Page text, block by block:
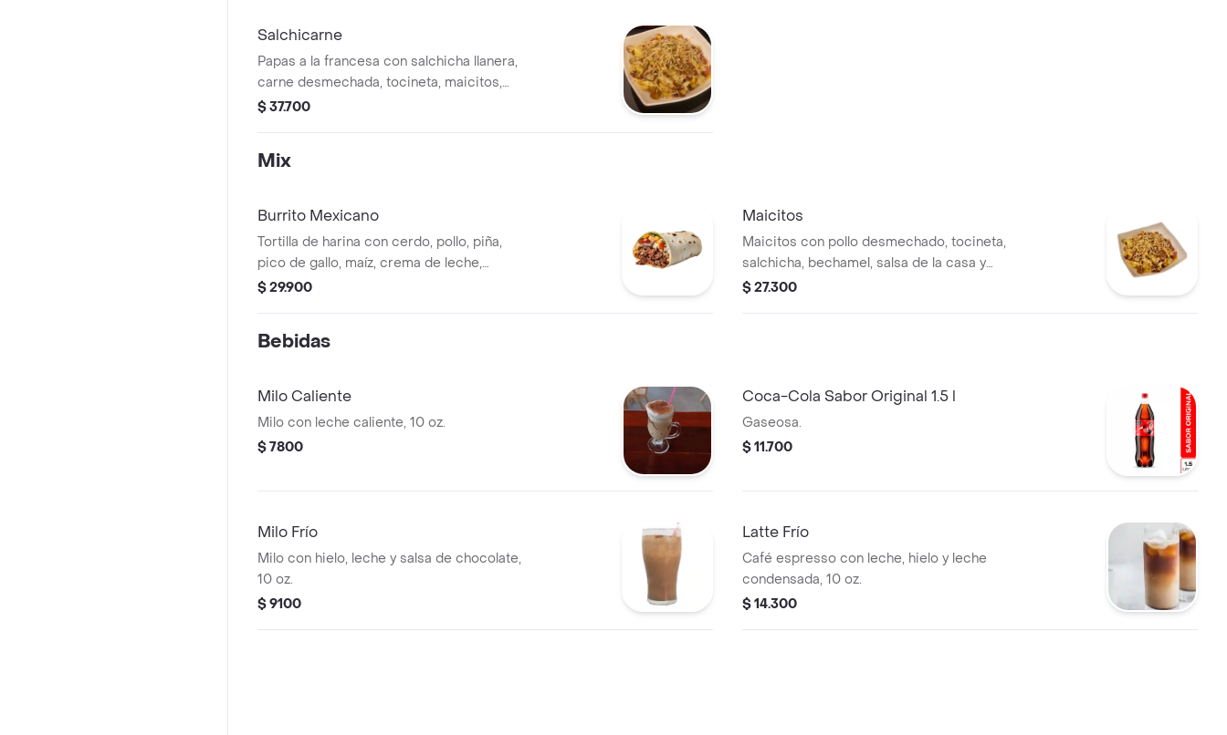
Salchicarne
Papas a la francesa con salchicha llanera,
carne desmechada, tocineta, maicitos,
cebolla caramelizada, maduritos, salsas
$ 37.700
Mix
Burrito Mexicano
Tortilla de harina con cerdo, pollo, piña,
pico de gallo, maíz, crema de leche,
batavia, salsa de la casa y salsa picante, 1
$ 29.900
Maicitos
Maicitos con pollo desmechado, tocineta,
salchicha, bechamel, salsa de la casa y
ripio.
$ 27.300
Bebidas
Milo Caliente
Milo con leche caliente, 10 oz.
$ 7800
Coca-Cola Sabor Original 1.5 l
Gaseosa.
$ 11.700
Milo Frío
Milo con hielo, leche y salsa de chocolate,
10 oz.
$ 9100
Latte Frío
Café espresso con leche, hielo y leche
condensada, 10 oz.
$ 14.300